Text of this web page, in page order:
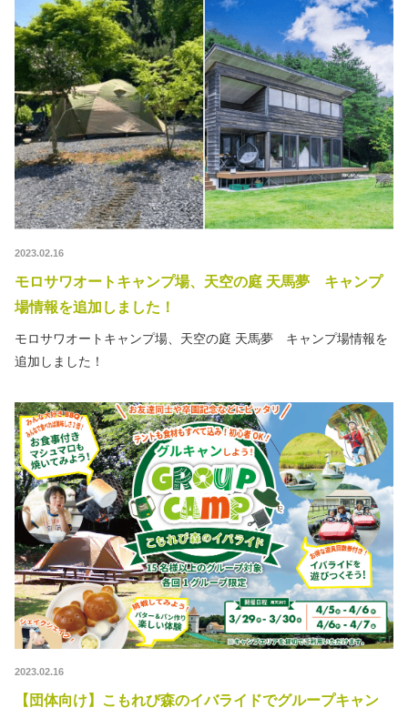
利用規約
プライバシーポリシー
2023.02.16
モロサワオートキャンプ場、天空の庭 天馬夢 キャンプ
場情報を追加しました！
モロサワオートキャンプ場、天空の庭 天馬夢 キャンプ場情報を
追加しました！
2023.02.16
【団体向け】こもれび森のイバライドでグループキャン